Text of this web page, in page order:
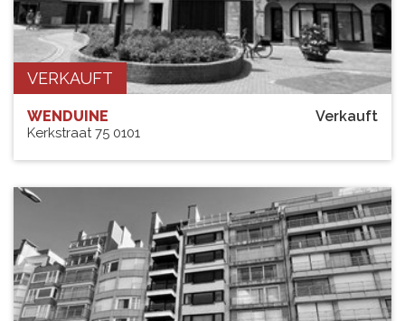
VERKAUFT
Verkauft
WENDUINE
Kerkstraat 75 0101